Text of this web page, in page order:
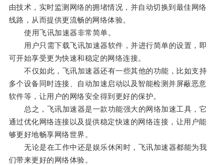
由技术，实时监测网络的拥堵情况，并自动切换到最佳网络
线路，从而提供更流畅的网络体验。
使用飞讯加速器非常简单。
用户只需下载飞讯加速器软件，并进行简单的设置，即
可开始享受更为快速和稳定的网络连接。
不仅如此，飞讯加速器还有一些其他的功能，比如支持
多个设备同时连接、自动加速启动以及智能检测并屏蔽恶意
软件等，让用户的网络安全得到更好的保护。
总之，飞讯加速器是一款功能强大的网络加速工具，它
通过优化网络连接以及提供稳定快速的网络连接，让用户能
够更好地畅享网络世界。
无论是在工作中还是娱乐休闲时，飞讯加速器都能为我
们带来更好的网络体验。